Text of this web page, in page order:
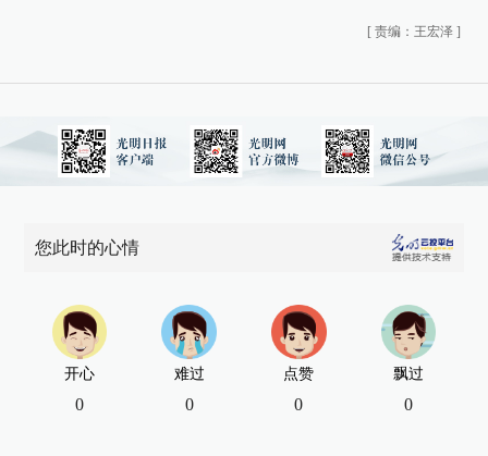
[ 责编：王宏泽 ]
您此时的心情
开心
0
难过
0
点赞
0
飘过
0